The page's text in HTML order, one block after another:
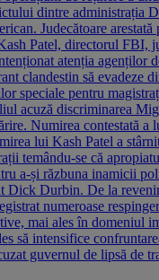
dintre administrația
Judecătoare arestată
Patel, directorul FBI,
atenția agenților
clandestin să evadeze
speciale pentru
acuză discriminarea
Numirea contestată a
lui Kash Patel a
temându-se că
a-și răzbuna inamicii
Dick Durbin. De la
numeroase
mai ales în domeniul
să intensifice
guvernul de lipsă de